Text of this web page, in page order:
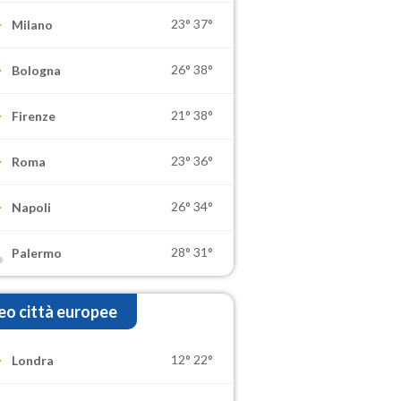
Milano 23° 37°
Bologna 26° 38°
Firenze 21° 38°
Roma 23° 36°
Napoli 26° 34°
Palermo 28° 31°
città europee
Londra 12° 22°